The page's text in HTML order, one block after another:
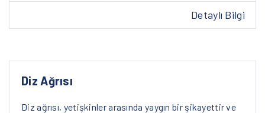
Detaylı Bilgi
Diz Ağrısı
Diz ağrısı, yetişkinler arasında yaygın bir şikayettir ve